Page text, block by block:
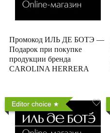
Промокод ИЛЬ ДЕ БОТЭ —
Подарок при покупке
продукции бренда
CAROLINA HERRERA
Editor choice